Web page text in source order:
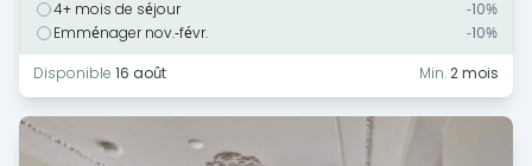
4+ mois de séjour
-10%
Emménager nov.-févr.
-10%
Disponible 16 août Min.2 mois